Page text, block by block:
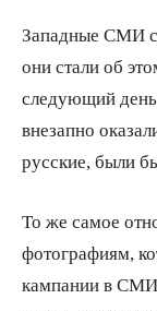
Западные СМИ
они стали об
следующий
внезапно
русские, были
То же самое
фотографиям,
кампании в СМИ